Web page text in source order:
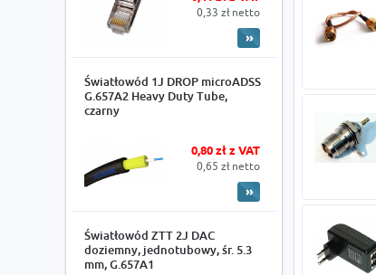
0,33 zł netto
Światłowód 1J DROP microADSS
G.657A2 Heavy Duty Tube,
czarny
0,80 zł z VAT
0,65 zł netto
Światłowód ZTT 2J DAC
doziemny, jednotubowy, śr. 5.3
mm, G.657A1